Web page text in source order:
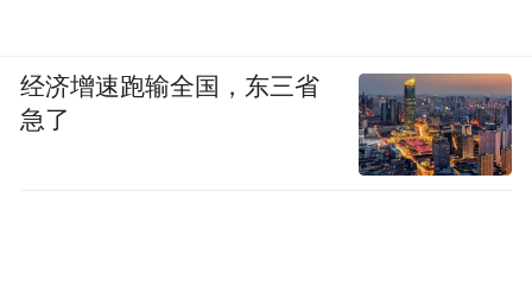
经济增速跑输全国，东三省
急了